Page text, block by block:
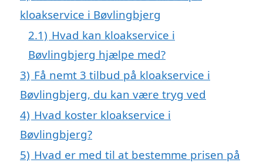
kloakservice i Bøvlingbjerg
2.1) Hvad kan kloakservice i
Bøvlingbjerg hjælpe med?
3) Få nemt 3 tilbud på kloakservice i
Bøvlingbjerg, du kan være tryg ved
4) Hvad koster kloakservice i
Bøvlingbjerg?
5) Hvad er med til at bestemme prisen på